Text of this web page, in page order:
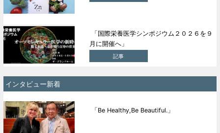
「国際栄養医学シンポジウム２０２６を９
月に開催へ」
記事
インタビュー新着
「Be Healthy,Be Beautiful.」